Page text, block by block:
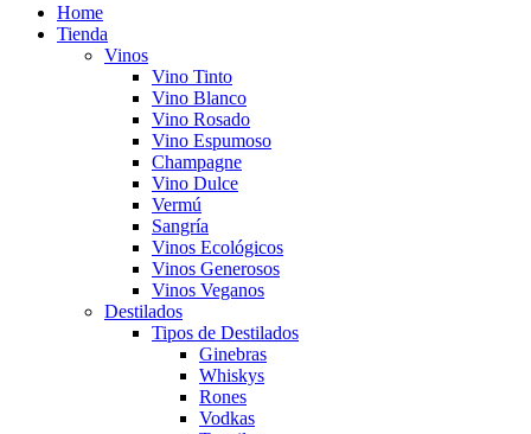
Home
Tienda
Vinos
Vino Tinto
Vino Blanco
Vino Rosado
Vino Espumoso
Champagne
Vino Dulce
Vermú
Sangría
Vinos Ecológicos
Vinos Generosos
Vinos Veganos
Destilados
Tipos de Destilados
Ginebras
Whiskys
Rones
Vodkas